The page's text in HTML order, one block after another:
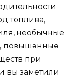
топлива,
необычные
повышенные
при
вы заметили